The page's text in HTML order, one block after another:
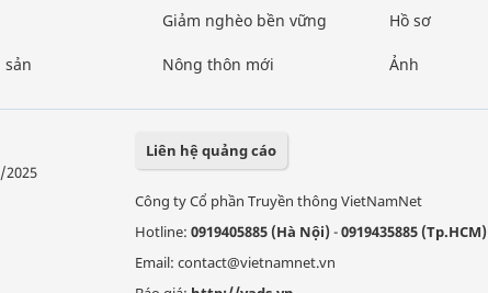
sản
Giảm nghèo bền vững
Nông thôn mới
Hồ sơ
Ảnh
2025
Liên hệ quảng cáo
Công ty Cổ phần Truyền thông VietNamNet
Hotline: 0919405885 (Hà Nội)-0919435885 (Tp.HCM)
Email: contact@vietnamnet.vn